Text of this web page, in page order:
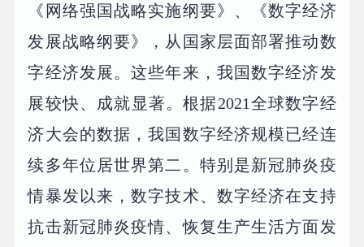
《网络强国战略实施纲要》、《数字经济
发展战略纲要》，从国家层面部署推动数
字经济发展。这些年来，我国数字经济发
展较快、成就显著。根据2021全球数字经
济大会的数据，我国数字经济规模已经连
续多年位居世界第二。特别是新冠肺炎疫
情暴发以来，数字技术、数字经济在支持
抗击新冠肺炎疫情、恢复生产生活方面发